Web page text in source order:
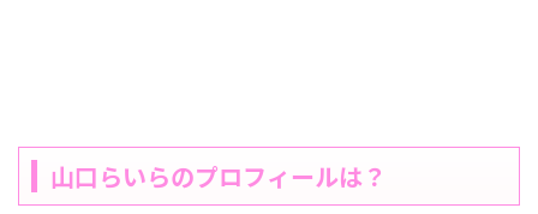
山口らいらのプロフィールは？